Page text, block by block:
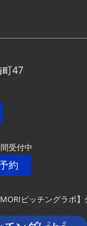
47
受付中
約
ピッチングラボ】